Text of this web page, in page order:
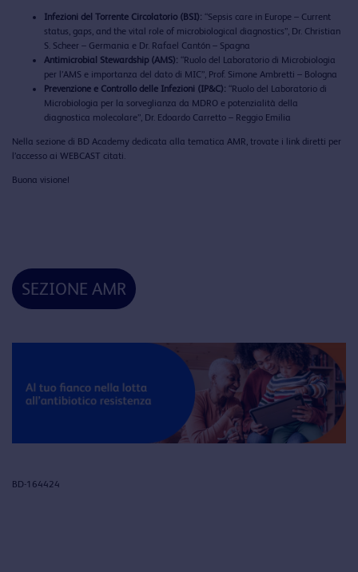
Infezioni del Torrente Circolatorio (BSI): “Sepsis care in Europe – Current
status, gaps, and the vital role of microbiological diagnostics”, Dr. Christian
S. Scheer – Germania e Dr. Rafael Cantón – Spagna
Antimicrobial Stewardship (AMS): “Ruolo del Laboratorio di Microbiologia
per l’AMS e importanza del dato di MIC”, Prof. Simone Ambretti – Bologna
Prevenzione e Controllo delle Infezioni (IP&C): “Ruolo del Laboratorio di
Microbiologia per la sorveglianza da MDRO e potenzialità della
diagnostica molecolare”, Dr. Edoardo Carretto – Reggio Emilia
Nella sezione di BD Academy dedicata alla tematica AMR, trovate i link diretti per
l’accesso ai WEBCAST citati.
Buona visione!
SEZIONE AMR
BD-164424